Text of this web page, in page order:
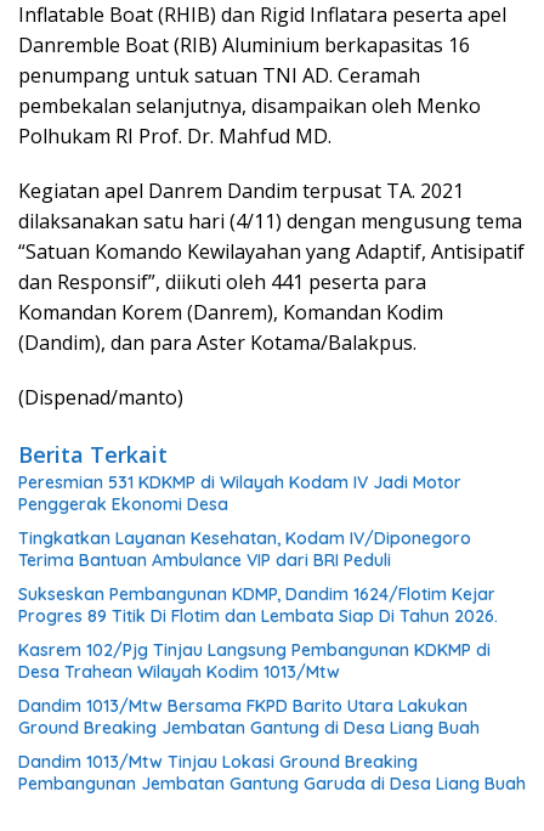
Inflatable Boat (RHIB) dan Rigid Inflatara peserta apel
Danremble Boat (RIB) Aluminium berkapasitas 16
penumpang untuk satuan TNI AD. Ceramah
pembekalan selanjutnya, disampaikan oleh Menko
Polhukam RI Prof. Dr. Mahfud MD.
Kegiatan apel Danrem Dandim terpusat TA. 2021
dilaksanakan satu hari (4/11) dengan mengusung tema
“Satuan Komando Kewilayahan yang Adaptif, Antisipatif
dan Responsif”, diikuti oleh 441 peserta para
Komandan Korem (Danrem), Komandan Kodim
(Dandim), dan para Aster Kotama/Balakpus.
(Dispenad/manto)
Berita Terkait
Peresmian 531 KDKMP di Wilayah Kodam IV Jadi Motor
Penggerak Ekonomi Desa
Tingkatkan Layanan Kesehatan, Kodam IV/Diponegoro
Terima Bantuan Ambulance VIP dari BRI Peduli
Sukseskan Pembangunan KDMP, Dandim 1624/Flotim Kejar
Progres 89 Titik Di Flotim dan Lembata Siap Di Tahun 2026.
Kasrem 102/Pjg Tinjau Langsung Pembangunan KDKMP di
Desa Trahean Wilayah Kodim 1013/Mtw
Dandim 1013/Mtw Bersama FKPD Barito Utara Lakukan
Ground Breaking Jembatan Gantung di Desa Liang Buah
Dandim 1013/Mtw Tinjau Lokasi Ground Breaking
Pembangunan Jembatan Gantung Garuda di Desa Liang Buah